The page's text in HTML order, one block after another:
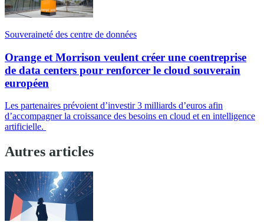
Souveraineté des centre de données
Orange et Morrison veulent créer une coentreprise
de data centers pour renforcer le cloud souverain
européen
Les partenaires prévoient d’investir 3 milliards d’euros afin
d’accompagner la croissance des besoins en cloud et en intelligence
artificielle.
Autres articles